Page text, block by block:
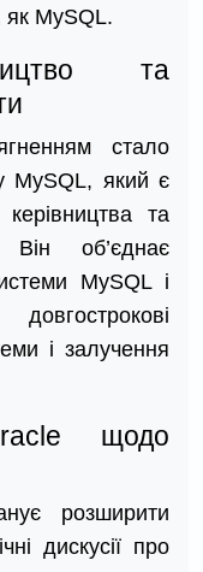
як MySQL.
та
стало
MySQL, який є
та
Він об’єднає
MySQL і
і залучення
щодо
розширити
дискусії про